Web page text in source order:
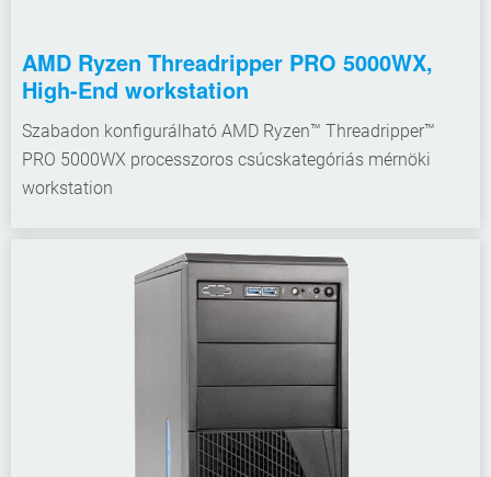
AMD Ryzen Threadripper PRO 5000WX,
High-End workstation
Szabadon konfigurálható AMD Ryzen™ Threadripper™
PRO 5000WX processzoros csúcskategóriás mérnöki
workstation